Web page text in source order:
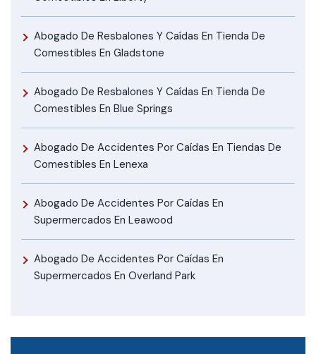
Abogado De Resbalones Y Caídas En Tienda De
Comestibles En Gladstone
Abogado De Resbalones Y Caídas En Tienda De
Comestibles En Blue Springs
Abogado De Accidentes Por Caídas En Tiendas De
Comestibles En Lenexa
Abogado De Accidentes Por Caídas En
Supermercados En Leawood
Abogado De Accidentes Por Caídas En
Supermercados En Overland Park